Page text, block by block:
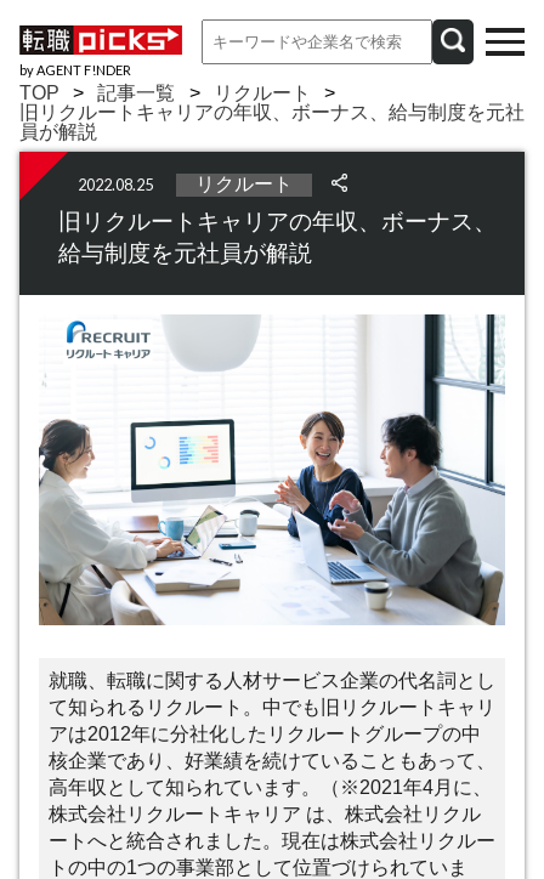
by AGENT F!NDER
TOP 記事一覧
リクルート
旧リクルートキャリアの年収、ボーナス、給与制度を元社
員が解説
2022.08.25 リクルート
旧リクルートキャリアの年収、ボーナス、
給与制度を元社員が解説
就職、転職に関する人材サービス企業の代名詞とし
て知られるリクルート。中でも旧リクルートキャリ
アは2012年に分社化したリクルートグループの中
核企業であり、好業績を続けていることもあって、
高年収として知られています。（※2021年4月に、
株式会社リクルートキャリア は、株式会社リクル
ートへと統合されました。現在は株式会社リクルー
トの中の1つの事業部として位置づけられていま